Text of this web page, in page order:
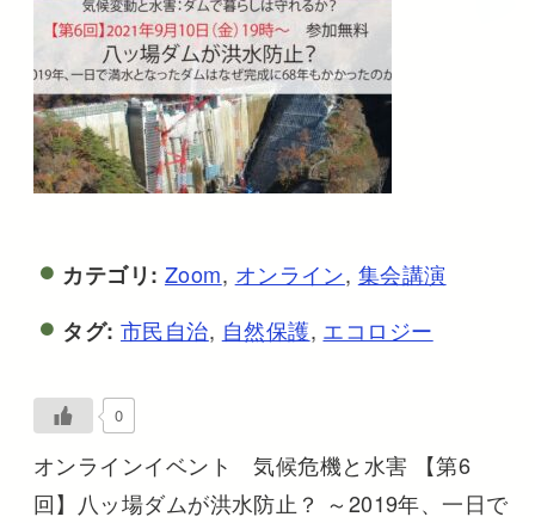
カテゴリ: Zoom, オンライン, 集会講演
タグ: 市民自治, 自然保護, エコロジー
0
オンラインイベント 気候危機と水害 【第6
回】八ッ場ダムが洪水防止？ ～2019年、一日で